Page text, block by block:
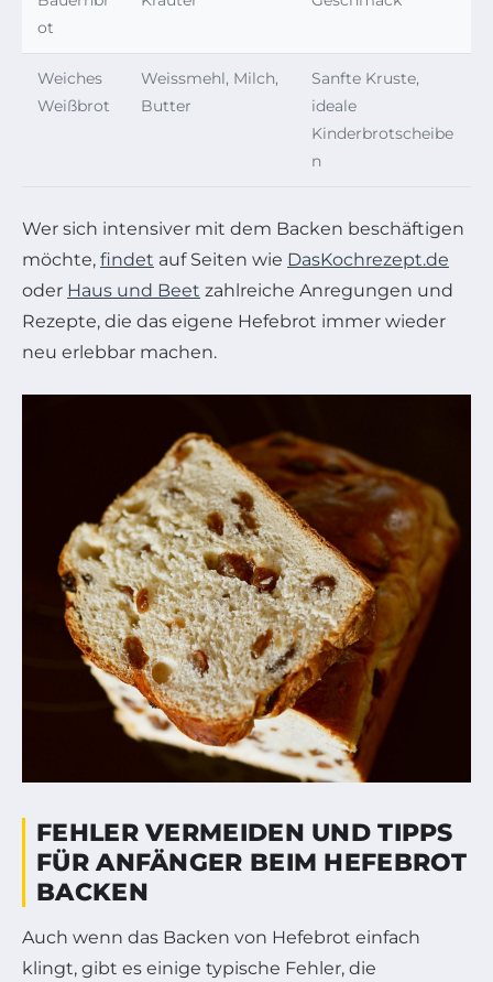
ot
Weiches
Weißbrot
Weissmehl, Milch,
Butter
Sanfte Kruste,
ideale
Kinderbrotscheibe
n
Wer sich intensiver mit dem Backen beschäftigen
möchte, findet auf Seiten wie DasKochrezept.de
oder Haus und Beet zahlreiche Anregungen und
Rezepte, die das eigene Hefebrot immer wieder
neu erlebbar machen.
FEHLER VERMEIDEN UND TIPPS
FÜR ANFÄNGER BEIM HEFEBROT
BACKEN
Auch wenn das Backen von Hefebrot einfach
klingt, gibt es einige typische Fehler, die